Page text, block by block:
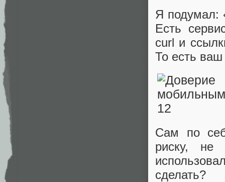
Я подумал:
Есть
curl и
То есть ваш
Сам по
риску,
сделать?